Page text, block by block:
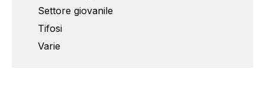
Settore giovanile
Tifosi
Varie